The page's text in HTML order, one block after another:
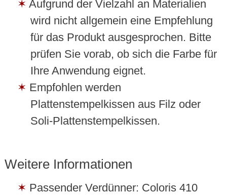
Aufgrund der Vielzahl an Materialien
wird nicht allgemein eine Empfehlung
für das Produkt ausgesprochen. Bitte
prüfen Sie vorab, ob sich die Farbe für
Ihre Anwendung eignet.
Empfohlen werden
Plattenstempelkissen aus Filz oder
Soli-Plattenstempelkissen.
Weitere Informationen
Passender Verdünner: Coloris 410